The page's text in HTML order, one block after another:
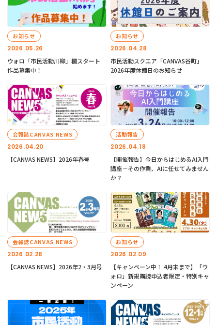
2026.05.26
お知らせ
ウォロ「市民活動川柳」欄スタート
作品募集中！
2026.04.28
お知らせ
市民活動スクエア「CANVAS谷町」
2026年度休館日のお知らせ
2026.04.20
会報誌CANVAS NEWS
【CANVAS NEWS】2026年春号
2026.04.18
活動報告
【開催報告】今日からはじめるAI入門
講座－その作業、AIに任せてみません
か？
2026.02.28
会報誌CANVAS NEWS
【CANVAS NEWS】2026年2・3月号
2026.02.09
お知らせ
【キャンペーン中！ 4月末まで】「ウ
ォロ」新規購読申込者限定・特別キャ
ンペーン